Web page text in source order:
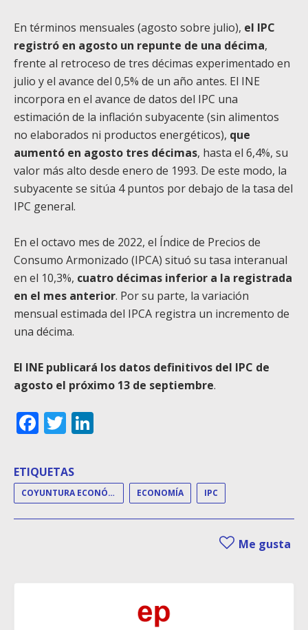
En términos mensuales (agosto sobre julio), el IPC
registró en agosto un repunte de una décima,
frente al retroceso de tres décimas experimentado en
julio y el avance del 0,5% de un año antes. El INE
incorpora en el avance de datos del IPC una
estimación de la inflación subyacente (sin alimentos
no elaborados ni productos energéticos), que
aumentó en agosto tres décimas, hasta el 6,4%, su
valor más alto desde enero de 1993. De este modo, la
subyacente se sitúa 4 puntos por debajo de la tasa del
IPC general.
En el octavo mes de 2022, el Índice de Precios de
Consumo Armonizado (IPCA) situó su tasa interanual
en el 10,3%, cuatro décimas inferior a la registrada
en el mes anterior. Por su parte, la variación
mensual estimada del IPCA registra un incremento de
una décima.
El INE publicará los datos definitivos del IPC de
agosto el próximo 13 de septiembre.
Facebook
Twitter
ETIQUETAS
COYUNTURA ECONÓMICA ECONOMÍA IPC
Me gusta